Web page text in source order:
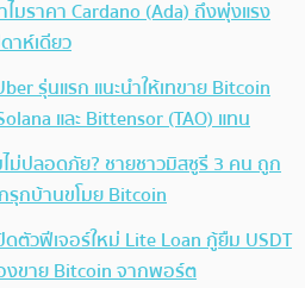
มราคา Cardano (Ada) ถึงพุ่งแรง
าห์เดียว
รุ่นแรก แนะนำให้เทขาย Bitcoin
และ Bittensor (TAO) แทน
ไม่ปลอดภัย? ชายชาวมิสซูรี 3 คน ถูก
กบ้านขโมย Bitcoin
ดตัวฟีเจอร์ใหม่ Lite Loan กู้ยืม USDT
งขาย Bitcoin จากพอร์ต